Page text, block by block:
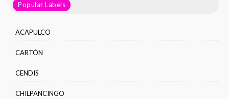
Popular Labels
ACAPULCO
CARTÓN
CENDIS
CHILPANCINGO